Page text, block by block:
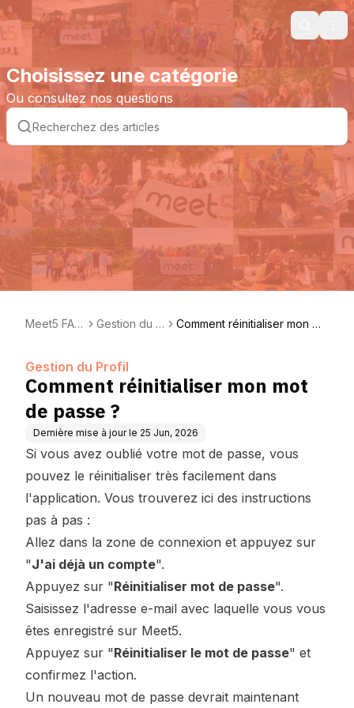
Search
Choisissez une catégorie
Ou consultez nos questions
Meet5 FAQ
Gestion du P
Comment réinitialiser mon mo
Gestion du Profil
Comment réinitialiser mon mot
de passe ?
Dernière mise à jour le 25 Jun, 2026
Si vous avez oublié votre mot de passe, vous
pouvez le réinitialiser très facilement dans
l'application. Vous trouverez ici des instructions
pas à pas :
Allez dans la zone de connexion et appuyez sur
"J'ai déjà un compte".
Appuyez sur "Réinitialiser mot de passe".
Saisissez l'adresse e-mail avec laquelle vous vous
êtes enregistré sur Meet5.
Appuyez sur "Réinitialiser le mot de passe" et
confirmez l'action.
Un nouveau mot de passe devrait maintenant